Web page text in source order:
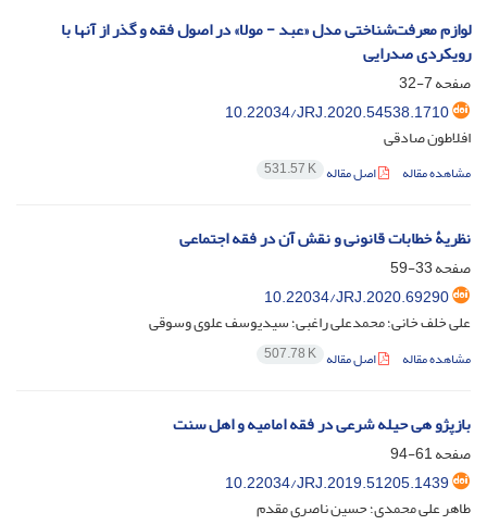
لوازم معرفت‌شناختی مدل «عبد - مولا» در اصول فقه و گذر از آنها با
رویکردی صدرایی
صفحه7-32
10.22034/JRJ.2020.54538.1710
افلاطون صادقی
مشاهده مقاله اصل مقاله 531.57 K
نظریۀ خطابات قانونی و نقش آن در فقه اجتماعی
صفحه33-59
10.22034/JRJ.2020.69290
علی خلف خانی؛ محمدعلی راغبی؛ سیدیوسف علوی وسوقی
مشاهده مقاله اصل مقاله 507.78 K
بازپژو هی حیله شرعی در فقه امامیه و اهل سنت
صفحه61-94
10.22034/JRJ.2019.51205.1439
طاهر علی محمدی؛ حسین ناصری مقدم